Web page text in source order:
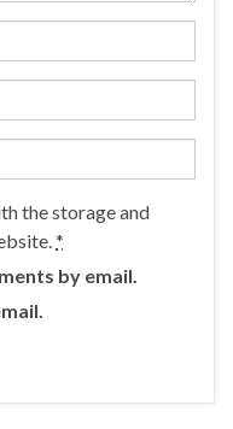
the storage and
*
by email.